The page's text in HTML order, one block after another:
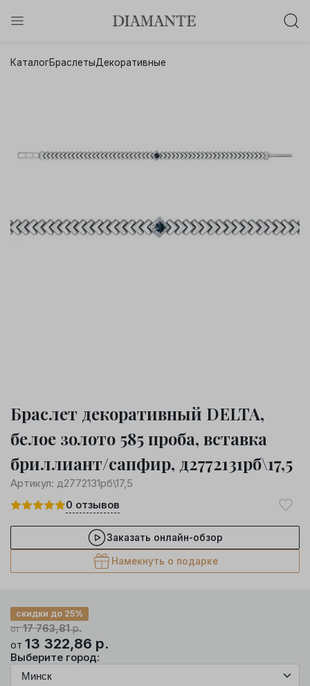
Осталось:
КаталогБраслетыДекоративные
Браслет декоративный DELTA,
белое золото 585 проба, вставка
бриллиант/сапфир, д2772131рб\17,5
Артикул: д2772131рб\17,5
0 отзывов
Заказать онлайн-обзор
Намекнуть о подарке
от17 763,81р.
скидки до 25%
от 13 322,86 р.
Выберите город: